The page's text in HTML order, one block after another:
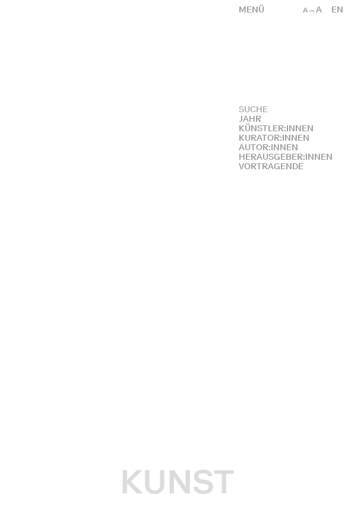
A →A EN
MENÜ
KUNST
JAHR
KÜNSTLER:INNEN
KURATOR:INNEN
AUTOR:INNEN
HERAUSGEBER:INNEN
VORTRAGENDE